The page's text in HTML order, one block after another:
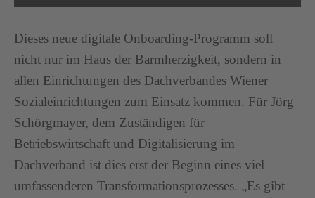
Dieses neue digitale Onboarding-Programm soll
nicht nur im Haus der Barmherzigkeit, sondern in
allen Einrichtungen des Dachverbandes Wiener
Sozialeinrichtungen zum Einsatz kommen. Für Jörg
Schörgmayer, dem Zuständigen für
Betriebswirtschaft und Digitalisierung im
Dachverband ist dies erst der Beginn eines viel
umfassenderen Transformationsprozesses. „Es gibt